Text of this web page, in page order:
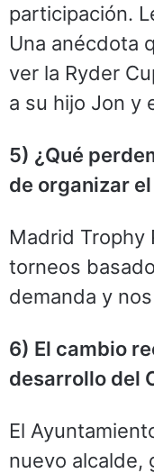
participación.
Una anécdota
ver la Ryder
a su hijo Jon y
5) ¿Qué
de organizar
Madrid Trophy
torneos
demanda y
6) El cambio
desarrollo del
El
nuevo alcalde,